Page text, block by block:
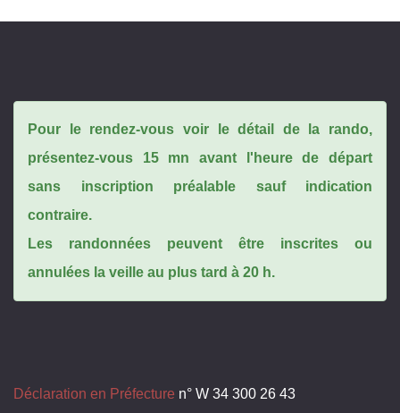
Pour le rendez-vous voir le détail de la rando,
présentez-vous 15 mn avant l'heure de départ
sans inscription préalable sauf indication
contraire.
Les randonnées peuvent être inscrites ou
annulées la veille au plus tard à 20 h.
Déclaration en Préfecture n° W 34 300 26 43